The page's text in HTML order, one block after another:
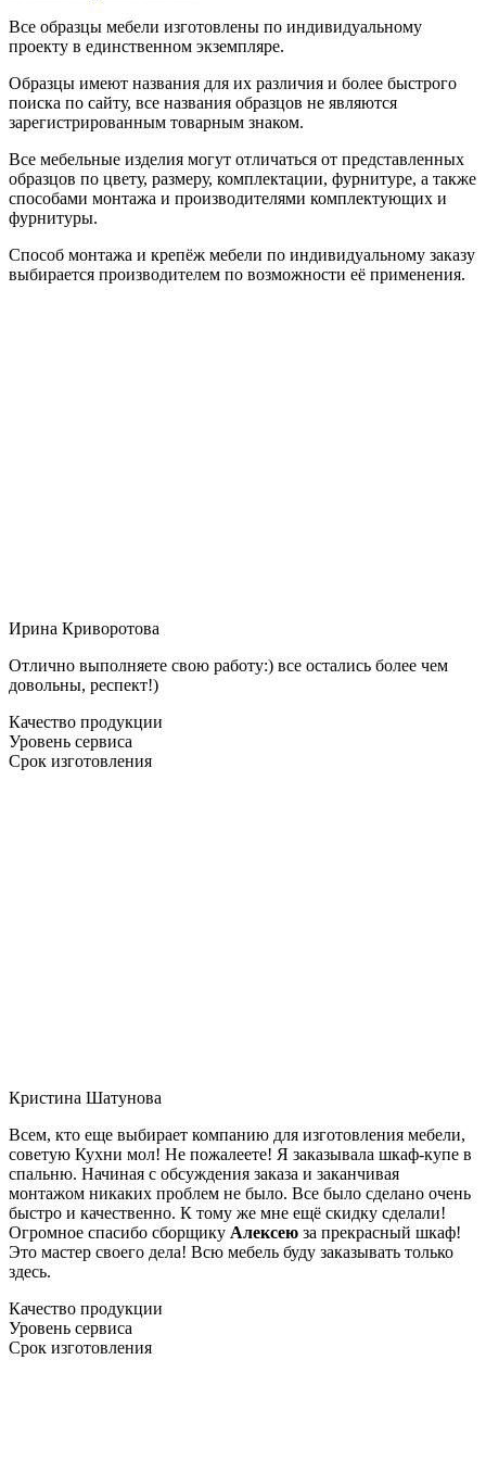
Все образцы мебели изготовлены по индивидуальному
проекту в единственном экземпляре.
Образцы имеют названия для их различия и более быстрого
поиска по сайту, все названия образцов не являются
зарегистрированным товарным знаком.
Все мебельные изделия могут отличаться от представленных
образцов по цвету, размеру, комплектации, фурнитуре, а также
способами монтажа и производителями комплектующих и
фурнитуры.
Способ монтажа и крепёж мебели по индивидуальному заказу
выбирается производителем по возможности её применения.
Ирина Криворотова
Отлично выполняете свою работу:) все остались более чем
довольны, респект!)
Качество продукции
Уровень сервиса
Срок изготовления
Кристина Шатунова
Всем, кто еще выбирает компанию для изготовления мебели,
советую Кухни мол! Не пожалеете! Я заказывала шкаф-купе в
спальню. Начиная с обсуждения заказа и заканчивая
монтажом никаких проблем не было. Все было сделано очень
быстро и качественно. К тому же мне ещё скидку сделали!
Огромное спасибо сборщику Алексею за прекрасный шкаф!
Это мастер своего дела! Всю мебель буду заказывать только
здесь.
Качество продукции
Уровень сервиса
Срок изготовления